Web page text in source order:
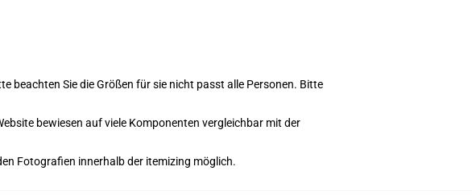
beachten Sie die Größen für sie nicht passt alle Personen. Bitte
bewiesen auf viele Komponenten vergleichbar mit der
Fotografien innerhalb der itemizing möglich.